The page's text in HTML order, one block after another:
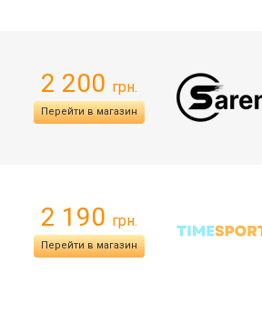
2 200 грн.
Перейти в магазин
2 190 грн.
Перейти в магазин